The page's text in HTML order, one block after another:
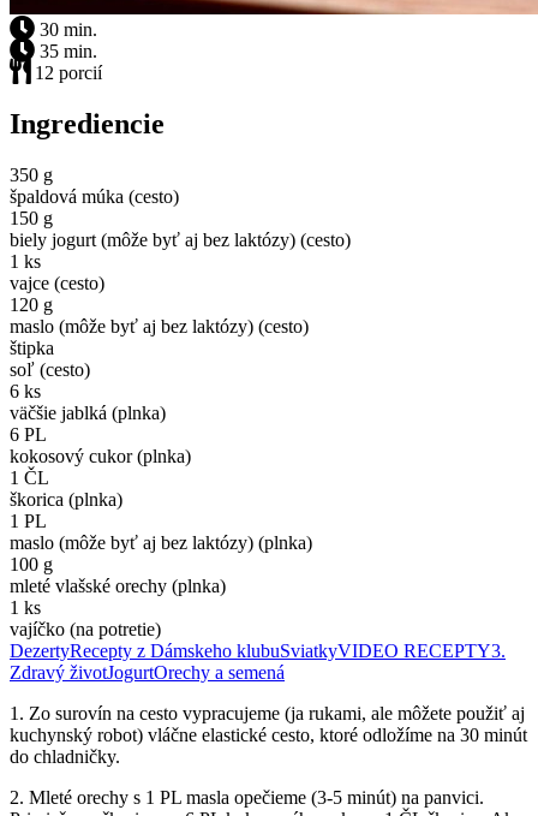
30 min.
35 min.
12 porcií
Ingrediencie
350 g
špaldová múka (cesto)
150 g
biely jogurt (môže byť aj bez laktózy) (cesto)
1 ks
vajce (cesto)
120 g
maslo (môže byť aj bez laktózy) (cesto)
štipka
soľ (cesto)
6 ks
väčšie jablká (plnka)
6 PL
kokosový cukor (plnka)
1 ČL
škorica (plnka)
1 PL
maslo (môže byť aj bez laktózy) (plnka)
100 g
mleté vlašské orechy (plnka)
1 ks
vajíčko (na potretie)
DezertyRecepty z Dámskeho klubuSviatkyVIDEO RECEPTY3.
Zdravý životJogurtOrechy a semená
1. Zo surovín na cesto vypracujeme (ja rukami, ale môžete použiť aj
kuchynský robot) vláčne elastické cesto, ktoré odložíme na 30 minút
do chladničky.
2. Mleté orechy s 1 PL masla opečieme (3-5 minút) na panvici.